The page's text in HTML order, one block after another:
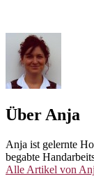
Über Anja
Anja ist gelernte
begabte
Alle Artikel von